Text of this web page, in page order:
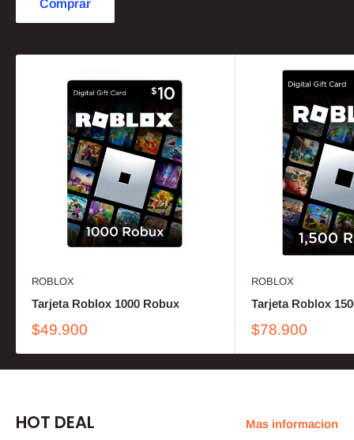
Comprar
ROBLOX
Tarjeta Roblox 1000 Robux
$49.900
ROBLOX
Tarjeta Roblox
$78.900
HOT DEAL Mas informacion